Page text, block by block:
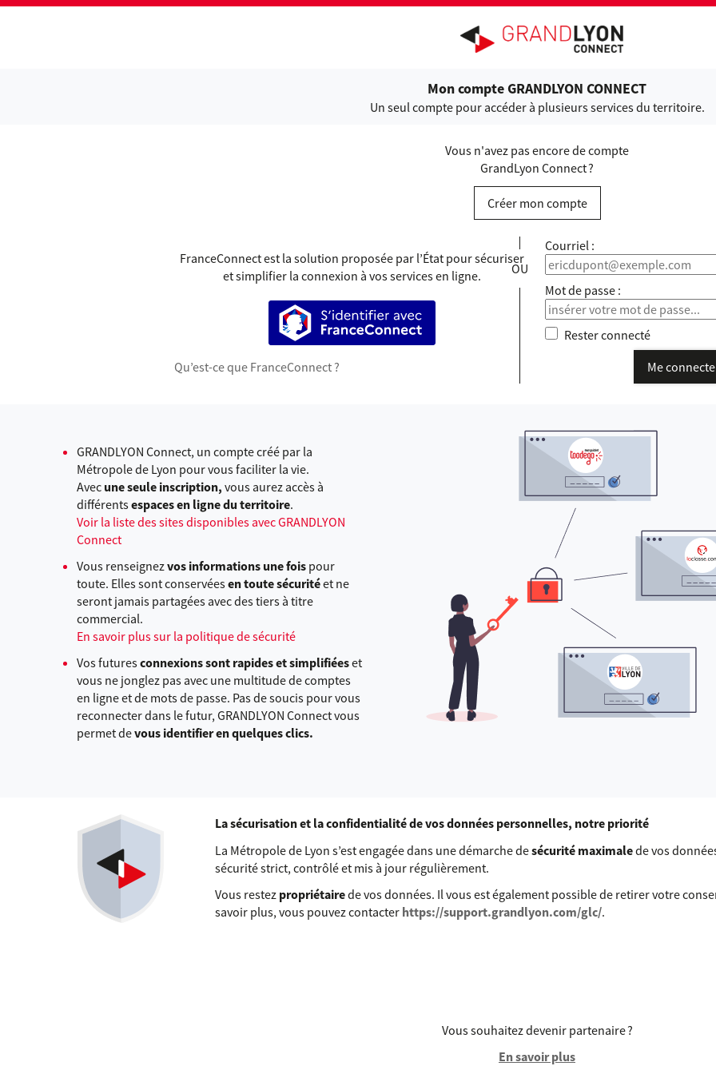
Mon compte GRANDLYON CONNECT
Un seul compte pour accéder à plusieurs services du territoire.
Vous n'avez pas encore de compte
GrandLyon Connect ?
Créer mon compte
FranceConnect est la solution proposée par l’État pour sécuriser
et simplifier la connexion à vos services en ligne.
S’identifier avec FranceConnect
Qu’est-ce que FranceConnect ?
Courriel :
Mot de passe :
Rester connecté
Me
GRANDLYON Connect, un compte créé par la
Métropole de Lyon pour vous faciliter la vie.
Avec une seule inscription, vous aurez accès à
différentsespaces en ligne du territoire.
Voir la liste des sites disponibles avec GRANDLYON
Connect
Vous renseignezvos informations une fois pour
toute. Elles sont conservéesen toute sécuritéet ne
seront jamais partagées avec des tiers à titre
commercial.
En savoir plus sur la politique de sécurité
Vos futuresconnexions sont rapides et simplifiéeset
vous ne jonglez pas avec une multitude de comptes
en ligne et de mots de passe. Pas de soucis pour vous
reconnecter dans le futur, GRANDLYON Connect vous
permet devous identifier en quelques clics.
La sécurisation et la confidentialité de vos données personnelles, notre priorité
La Métropole de Lyon s’est engagée dans une démarche desécurité maximalede vos
sécurité strict, contrôlé et mis à jour régulièrement.
Vous restez propriétairede vos données. Il vous est également possible de retirer votre
savoir plus, vous pouvez contacter https://support.grandlyon.com/glc/.
Vous souhaitez devenir partenaire ?
En savoir plus